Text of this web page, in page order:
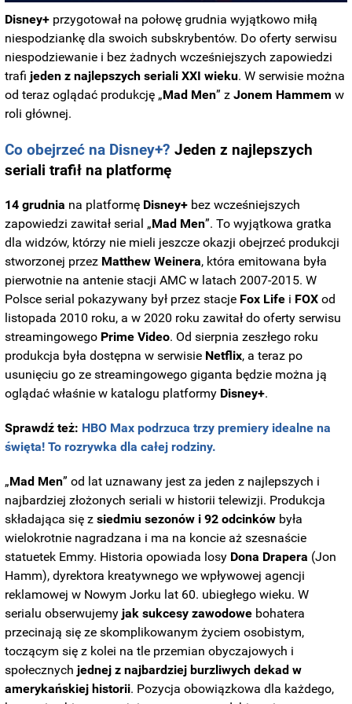
Disney+ przygotował na połowę grudnia wyjątkowo miłą
niespodziankę dla swoich subskrybentów. Do oferty serwisu
niespodziewanie i bez żadnych wcześniejszych zapowiedzi
trafijeden z najlepszych seriali XXI wieku. W serwisie można
od teraz oglądać produkcję „Mad Men” zJonem Hammem w
roli głównej.
Co obejrzeć na Disney+? Jeden z najlepszych
seriali trafił na platformę
14 grudnia na platformę Disney+ bez wcześniejszych
zapowiedzi zawitał serial „Mad Men”. To wyjątkowa gratka
dla widzów, którzy nie mieli jeszcze okazji obejrzeć produkcji
stworzonej przez Matthew Weinera, która emitowana była
pierwotnie na antenie stacji AMC w latach 2007-2015. W
Polsce serial pokazywany był przez stacje Fox Life i FOX od
listopada 2010 roku, a w 2020 roku zawitał do oferty serwisu
streamingowego Prime Video. Od sierpnia zeszłego roku
produkcja była dostępna w serwisie Netflix, a teraz po
usunięciu go ze streamingowego giganta będzie można ją
oglądać właśnie w katalogu platformy Disney+.
Sprawdź też: HBO Max podrzuca trzy premiery idealne na
święta! To rozrywka dla całej rodziny.
„Mad Men” od lat uznawany jest za jeden z najlepszych i
najbardziej złożonych seriali w historii telewizji. Produkcja
składająca się zsiedmiu sezonów i 92 odcinków była
wielokrotnie nagradzana i ma na koncie aż szesnaście
statuetek Emmy. Historia opowiada losy Dona Drapera (Jon
Hamm), dyrektora kreatywnego we wpływowej agencji
reklamowej w Nowym Jorku lat 60. ubiegłego wieku. W
serialu obserwujemyjak sukcesy zawodowe bohatera
przecinają się ze skomplikowanym życiem osobistym,
toczącym się z kolei na tle przemian obyczajowych i
społecznychjednej z najbardziej burzliwych dekad w
amerykańskiej historii. Pozycja obowiązkowa dla każdego,